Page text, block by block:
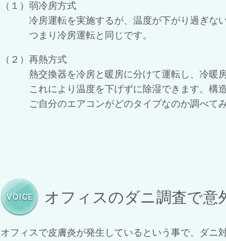
（１）弱冷房方式
冷房運転を実施するが、温度が下がり過ぎない
つまり冷房運転と同じです。
（２）再熱方式
熱交換器を冷房と暖房に分けて運転し、冷暖房
これにより温度を下げずに除湿できます。構造
ご自分のエアコンがどのタイプなのか調べてみ
オフィスのダニ調査で意
オフィスで皮膚炎が発生しているという事で、ダニ